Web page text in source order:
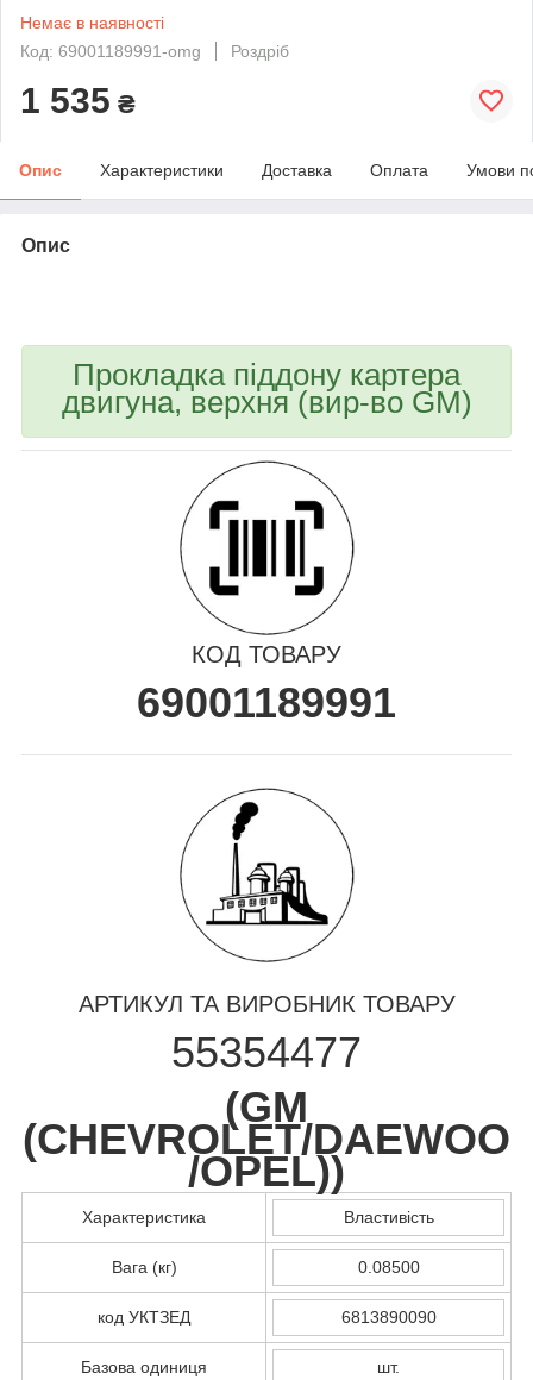
Немає в наявності
Код: 69001189991-omg
Роздріб
1 535 ₴
Опис Характеристики Доставка Оплата Умови
Опис
Прокладка піддону картера
двигуна, верхня (вир-во GM)
КОД ТОВАРУ
69001189991
АРТИКУЛ ТА ВИРОБНИК ТОВАРУ
55354477
(GM
(CHEVROLET/DAEWOO
/OPEL))
Характеристика Властивість
Вага (кг) 0.08500
код УКТЗЕД 6813890090
Базова одиниця шт.